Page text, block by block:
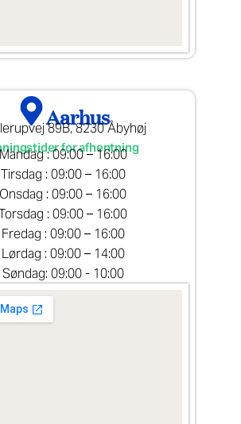
Aarhus
89B, 8230 Åbyhøj
for afhentning
: 09:00 – 16:00
Tirsdag : 09:00 – 16:00
Onsdag : 09:00 – 16:00
: 09:00 – 16:00
Fredag : 09:00 – 16:00
Lørdag : 09:00 – 14:00
Søndag: 09:00 - 10:00